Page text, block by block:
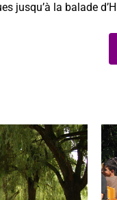
jusqu’à la balade